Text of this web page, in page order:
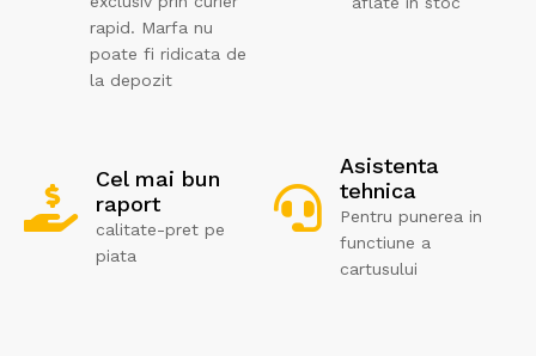
rapid. Marfa nu
poate fi ridicata de
la depozit
Cel mai bun
raport
calitate-pret pe
piata
Asistenta
tehnica
Pentru punerea in
functiune a
cartusului